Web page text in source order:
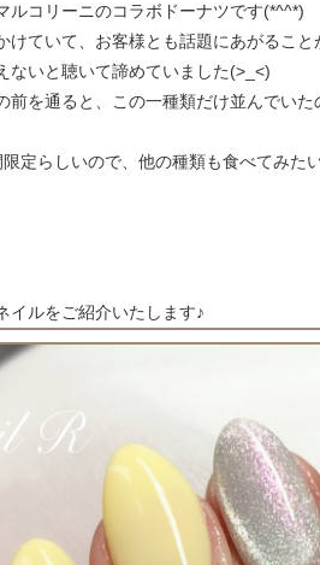
ルコリーニのコラボドーナツです(*^^*)
けていて、お客様とも話題にあがるこ
ないと聴いて諦めていました(>_<)
前を通ると、この一種類だけ並んでい
定らしいので、他の種類も食べてみた
イルをご紹介いたします♪